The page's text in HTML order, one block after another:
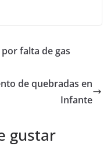
falta de gas
de quebradas en
Infante
gustar